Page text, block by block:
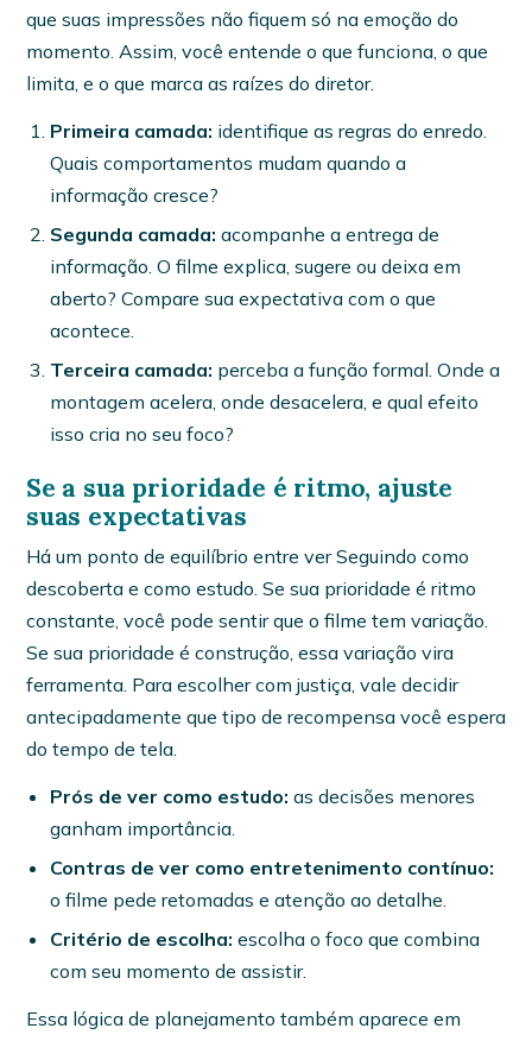
que suas impressões não fiquem só na emoção do
momento. Assim, você entende o que funciona, o que
limita, e o que marca as raízes do diretor.
Primeira camada: identifique as regras do enredo.
Quais comportamentos mudam quando a
informação cresce?
Segunda camada: acompanhe a entrega de
informação. O filme explica, sugere ou deixa em
aberto? Compare sua expectativa com o que
acontece.
Terceira camada: perceba a função formal. Onde a
montagem acelera, onde desacelera, e qual efeito
isso cria no seu foco?
Se a sua prioridade é ritmo, ajuste
suas expectativas
Há um ponto de equilíbrio entre ver Seguindo como
descoberta e como estudo. Se sua prioridade é ritmo
constante, você pode sentir que o filme tem variação.
Se sua prioridade é construção, essa variação vira
ferramenta. Para escolher com justiça, vale decidir
antecipadamente que tipo de recompensa você espera
do tempo de tela.
Prós de ver como estudo: as decisões menores
ganham importância.
Contras de ver como entretenimento contínuo:
o filme pede retomadas e atenção ao detalhe.
Critério de escolha: escolha o foco que combina
com seu momento de assistir.
Essa lógica de planejamento também aparece em